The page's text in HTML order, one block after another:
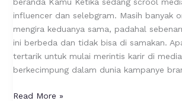
influencer dan selebgram. Masih banyak
mengira keduanya sama, padahal
ini berbeda dan tidak bisa di samakan.
tertarik untuk mulai merintis karir di
berkecimpung dalam dunia kampanye
Read More »